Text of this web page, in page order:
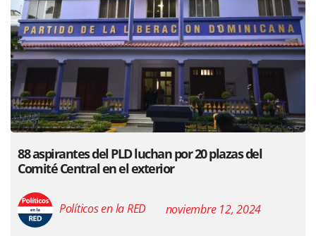
88 aspirantes del PLD luchan por 20 plazas del
Comité Central en el exterior
Políticos en la RED noviembre 12, 2024